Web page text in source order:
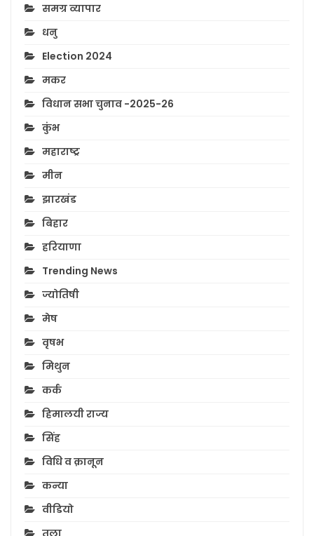
समग्र व्यापार
धनु
Election 2024
मकर
विधान सभा चुनाव -2025-26
कुंभ
महाराष्ट्र
मीन
झारखंड
बिहार
हरियाणा
Trending News
ज्योतिषी
मेष
वृषभ
मिथुन
कर्क
हिमालयी राज्य
सिंह
विधि व क़ानून
कन्या
वीडियो
तुला